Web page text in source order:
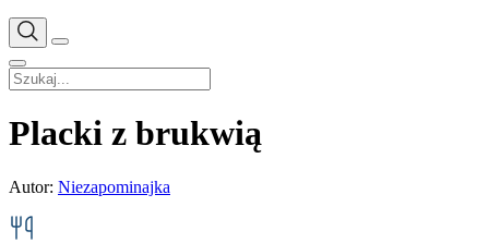
Placki z brukwią
Autor: Niezapominajka